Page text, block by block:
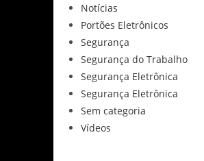
Notícias
Portões Eletrônicos
Segurança
Segurança do Trabalho
Segurança Eletrônica
Segurança Eletrônica
Sem categoria
Vídeos